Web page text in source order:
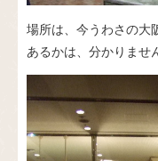
場所は、今うわさの
あるかは、分かりませ